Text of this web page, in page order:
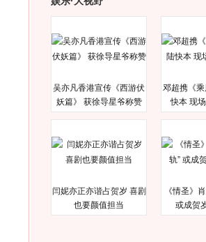
吴亦凡香港宣传《西游伏
妖篇》 获徐导星爷称赞
邓超携《
快本 现
闫妮亦正亦谐占贺岁 喜剧
也要颜值担当
《情圣》
或成贺